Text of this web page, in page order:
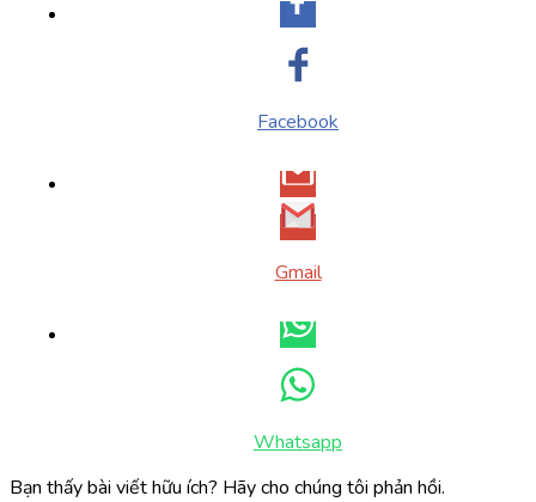
Facebook
Gmail
Whatsapp
Bạn thấy bài viết hữu ích? Hãy cho chúng tôi phản hồi.